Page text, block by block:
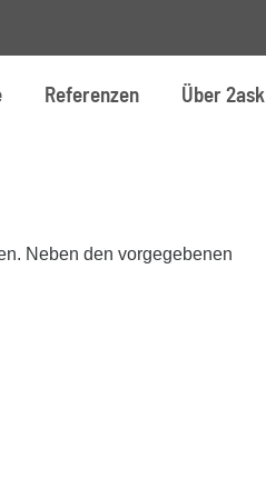
Referenzen Über 2ask
Neben den vorgegebenen